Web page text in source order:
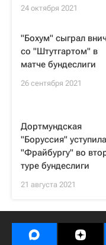
24 октября 2021
"Бохум" сыграл
со "Штутгартом" в
матче бундеслиги
26 сентября 2021
Дортмундская
"Боруссия" уступила
"Фрайбургу" во
туре бундеслиги
21 августа 2021